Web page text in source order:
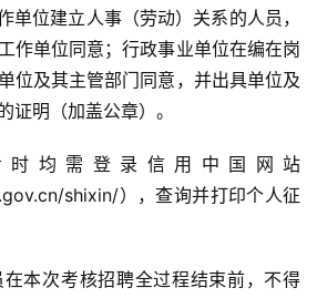
单位建立人事（劳动）关系的人员，
作单位同意；行政事业单位在编在岗
位及其主管部门同意，并出具单位及
证明（加盖公章）。
时均需登录信用中国网站
shixin/），查询并打印个人征
在本次考核招聘全过程结束前，不得